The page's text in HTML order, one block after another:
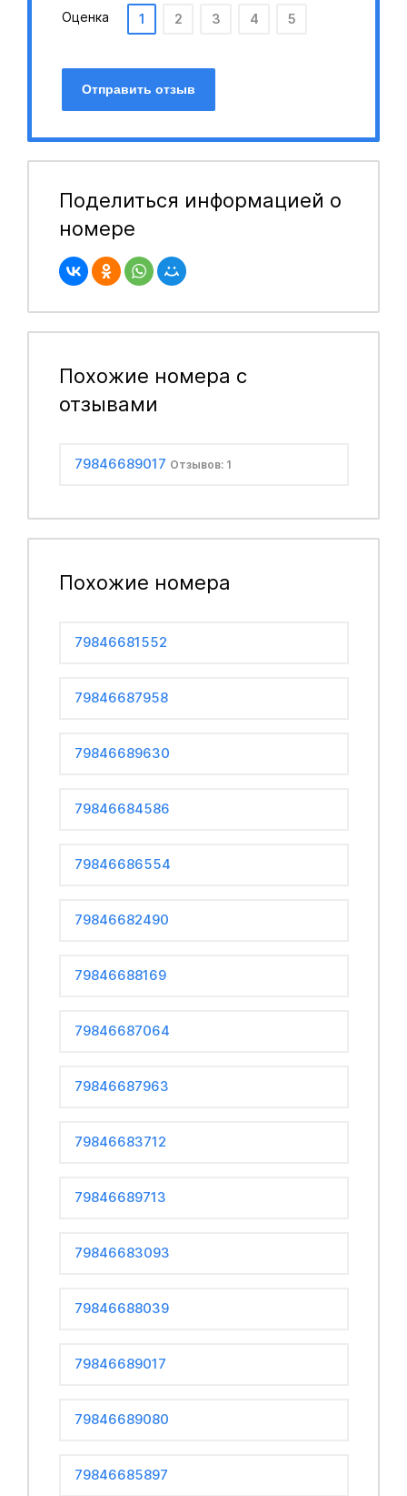
Оценка 1 2 3 4 5
Отправить отзыв
Поделиться информацией о
номере
Похожие номера с
отзывами
79846689017 Отзывов: 1
Похожие номера
79846681552
79846687958
79846689630
79846684586
79846686554
79846682490
79846688169
79846687064
79846687963
79846683712
79846689713
79846683093
79846688039
79846689017
79846689080
79846685897